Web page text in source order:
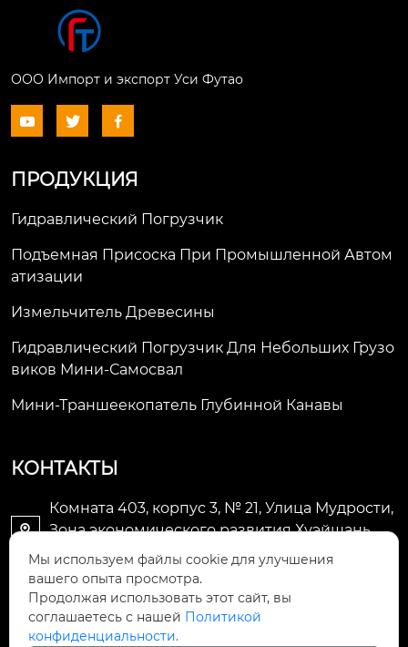
ООО Импорт и экспорт Уси Футао
  
ПРОДУКЦИЯ
Гидравлический Погрузчик
Подъемная Присоска При Промышленной Автом
Атизации
Измельчитель Древесины
Гидравлический Погрузчик Для Небольших Грузо
Виков Мини-Самосвал
Мини-Траншеекопатель Глубинной Канавы
КОНТАКТЫ

Комната 403, корпус 3, № 21, Улица Мудрости,
Зона экономического развития Хуэйшань,
 li@futaogroup.com
Мы используем файлы cookie для улучшения
вашего опыта просмотра.
Продолжая использовать этот сайт, вы
соглашаетесь с нашей Политикой
конфиденциальности.